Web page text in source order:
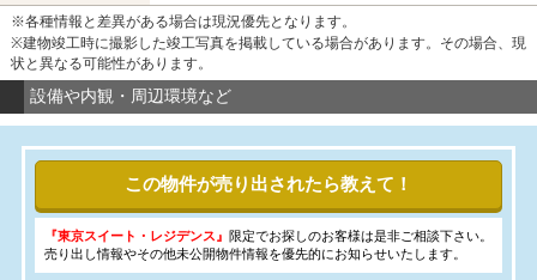
※各種情報と差異がある場合は現況優先となります。
※建物竣工時に撮影した竣工写真を掲載している場合があります。その場合、現
状と異なる可能性があります。
設備や内観・周辺環境など
この物件が売り出されたら教えて！
『東京スイート・レジデンス』
限定でお探しのお客様は是非ご相談下さい。
売り出し情報やその他未公開物件情報を優先的にお知らせいたします。